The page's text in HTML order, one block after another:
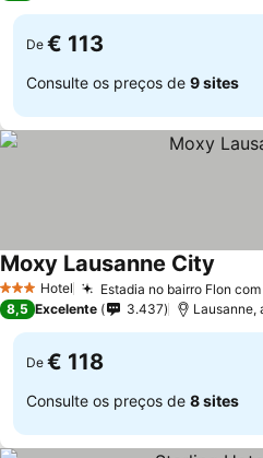
De € 113
Consulte os preços de 9 sites
3 EstrelasHotel Estadia no bairro Flon
Moxy Lausanne City
8,5 Excelente 3.437 Lausanne,
De € 118
Consulte os preços de 8 sites